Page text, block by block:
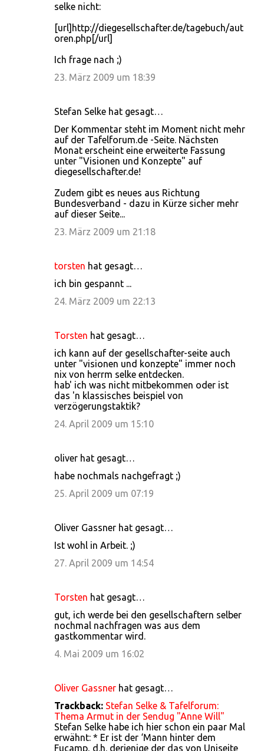
selke nicht:
[url]http://diegesellschafter.de/tagebuch/aut
oren.php[/url]
Ich frage nach ;)
23. März 2009 um 18:39
Stefan Selke hat gesagt…
Der Kommentar steht im Moment nicht mehr
auf der Tafelforum.de -Seite. Nächsten
Monat erscheint eine erweiterte Fassung
unter "Visionen und Konzepte" auf
diegesellschafter.de!
Zudem gibt es neues aus Richtung
Bundesverband - dazu in Kürze sicher mehr
auf dieser Seite...
23. März 2009 um 21:18
torsten hat gesagt…
ich bin gespannt ...
24. März 2009 um 22:13
Torsten hat gesagt…
ich kann auf der gesellschafter-seite auch
unter "visionen und konzepte" immer noch
nix von herrm selke entdecken.
hab' ich was nicht mitbekommen oder ist
das 'n klassisches beispiel von
verzögerungstaktik?
24. April 2009 um 15:10
oliver hat gesagt…
habe nochmals nachgefragt ;)
25. April 2009 um 07:19
Oliver Gassner hat gesagt…
Ist wohl in Arbeit. ;)
27. April 2009 um 14:54
Torsten hat gesagt…
gut, ich werde bei den gesellschaftern selber
nochmal nachfragen was aus dem
gastkommentar wird.
4. Mai 2009 um 16:02
Oliver Gassner hat gesagt…
Trackback: Stefan Selke & Tafelforum:
Thema Armut in der Sendug "Anne Will"
Stefan Selke habe ich hier schon ein paar Mal
erwähnt: * Er ist der ‘Mann hinter dem
Fucamp, d.h. derjenige der das von Uniseite